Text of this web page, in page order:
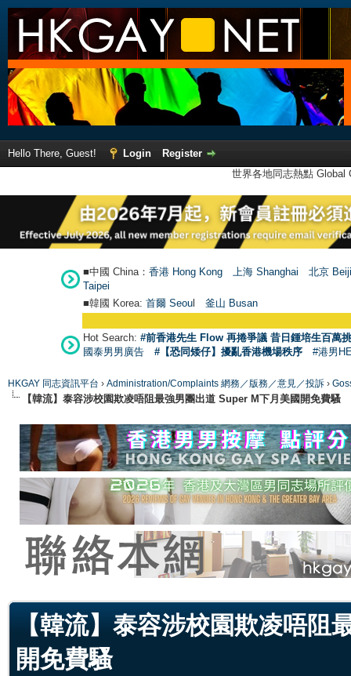
Hello There, Guest! Login
Register
世界各地同志熱點
■中國 China： 香港 Hong Kong 上海 Shanghai
北京
Taipei
■韓國 Korea: 首爾 Seoul 釜山 Busan
Hot Search: #前香港先生 Flow 再捲爭議 昔日鍾培生百萬
國泰男男廣告
#【恐同矮仔】擾亂香港機場秩序 #港男
HKGAY 同志資訊平台 › Administration/Complaints 網務／版務／意見／投訴 ›
【韓流】泰容涉校園欺凌唔阻最強男團出道 Super M下月美國開免費騷
【韓流】泰容涉校園欺凌唔
開免費騷